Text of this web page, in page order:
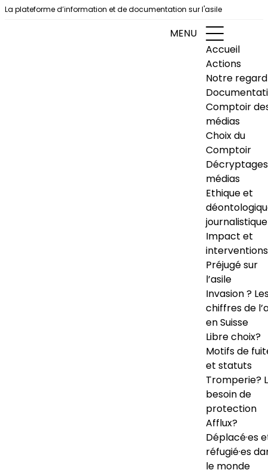
Aller au contenu
La plateforme d’information et de documentation sur l'asile
MENU
Accueil
Actions
Notre regard
Comptoir
médias
Choix du
Comptoir
Décryptages
médias
Ethique et
journalistique
Impact et
interventions
Préjugé sur
l’asile
Invasion ?
chiffres de
en Suisse
Libre choix?
Motifs de
et statuts
Tromperie?
besoin de
protection
Afflux?
Déplacé·es
réfugié·es
le monde